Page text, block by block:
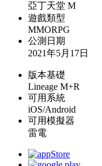
亞丁天堂 M
遊戲類型
MMORPG
公測日期
2021年5月17日
版本基礎
Lineage M+R
可用系統
iOS/Android
可用模擬器
雷電